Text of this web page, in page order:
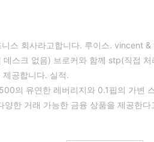
스 회사라고합니다. 루이스. vincent
스크 없음) 브로커와 함께 stp(직접
공합니다. 실적.
의 유연한 레버리지와 0.1핍의 가변
한 거래 가능한 금융 상품을 제공한